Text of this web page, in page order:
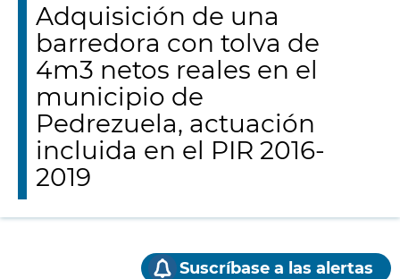
Adquisición de una
barredora con tolva de
4m3 netos reales en el
municipio de
Pedrezuela, actuación
incluida en el PIR 2016-
2019
Suscríbase a las alertas